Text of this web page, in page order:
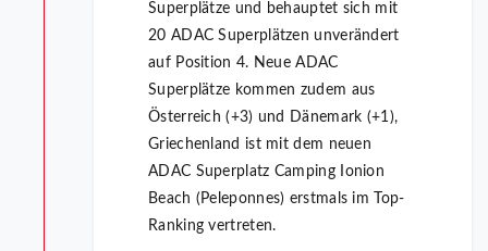
Superplätze und behauptet sich mit
20 ADAC Superplätzen unverändert
auf Position 4. Neue ADAC
Superplätze kommen zudem aus
Österreich (+3) und Dänemark (+1),
Griechenland ist mit dem neuen
ADAC Superplatz Camping Ionion
Beach (Peleponnes) erstmals im Top-
Ranking vertreten.